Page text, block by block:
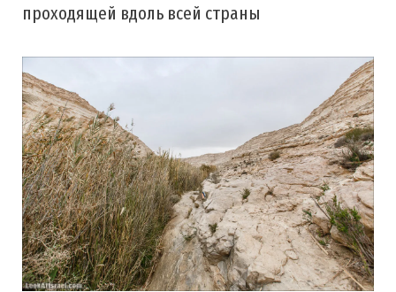
проходящей вдоль всей страны